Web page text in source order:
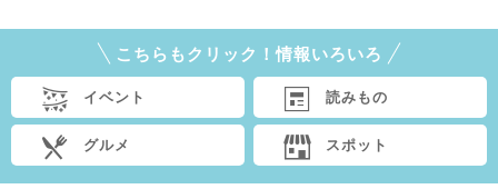
こちらもクリック！情報いろいろ
イベント 読みもの
グルメ スポット